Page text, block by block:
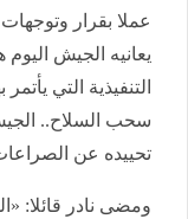
عملا بقرار
يعانيه الجيش
التنفيذية التي
سحب السلاح..
تحييده عن
ومضى نادر قائلا: